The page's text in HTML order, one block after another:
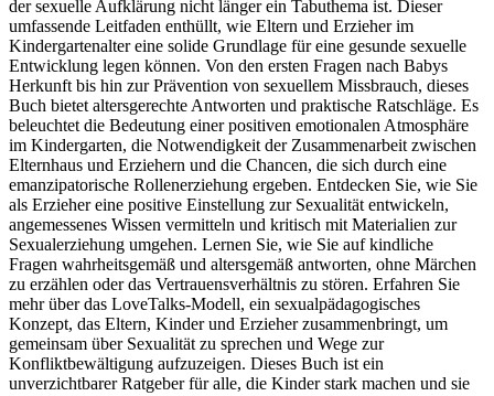
der sexuelle Aufklärung nicht länger ein Tabuthema ist. Dieser
umfassende Leitfaden enthüllt, wie Eltern und Erzieher im
Kindergartenalter eine solide Grundlage für eine gesunde sexuelle
Entwicklung legen können. Von den ersten Fragen nach Babys
Herkunft bis hin zur Prävention von sexuellem Missbrauch, dieses
Buch bietet altersgerechte Antworten und praktische Ratschläge. Es
beleuchtet die Bedeutung einer positiven emotionalen Atmosphäre
im Kindergarten, die Notwendigkeit der Zusammenarbeit zwischen
Elternhaus und Erziehern und die Chancen, die sich durch eine
emanzipatorische Rollenerziehung ergeben. Entdecken Sie, wie Sie
als Erzieher eine positive Einstellung zur Sexualität entwickeln,
angemessenes Wissen vermitteln und kritisch mit Materialien zur
Sexualerziehung umgehen. Lernen Sie, wie Sie auf kindliche
Fragen wahrheitsgemäß und altersgemäß antworten, ohne Märchen
zu erzählen oder das Vertrauensverhältnis zu stören. Erfahren Sie
mehr über das LoveTalks-Modell, ein sexualpädagogisches
Konzept, das Eltern, Kinder und Erzieher zusammenbringt, um
gemeinsam über Sexualität zu sprechen und Wege zur
Konfliktbewältigung aufzuzeigen. Dieses Buch ist ein
unverzichtbarer Ratgeber für alle, die Kinder stark machen und sie